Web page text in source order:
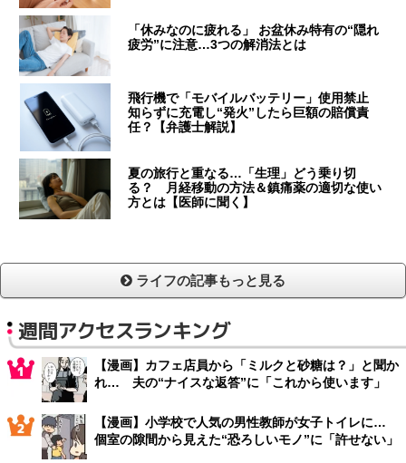
「休みなのに疲れる」 お盆休み特有の“隠れ
疲労”に注意…3つの解消法とは
飛行機で「モバイルバッテリー」使用禁止
知らずに充電し“発火”したら巨額の賠償責
任？【弁護士解説】
夏の旅行と重なる…「生理」どう乗り切
る？ 月経移動の方法＆鎮痛薬の適切な使い
方とは【医師に聞く】
ライフの記事もっと見る
週間アクセスランキング
【漫画】カフェ店員から「ミルクと砂糖は？」と聞か
れ… 夫の“ナイスな返答”に「これから使います」
【漫画】小学校で人気の男性教師が女子トイレに…
個室の隙間から見えた“恐ろしいモノ”に「許せない」